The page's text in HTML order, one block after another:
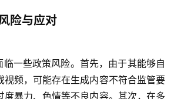
险与应对
一些政策风险。首先，由于其能够自
视频，可能存在生成内容不符合监管要
度暴力、色情等不良内容。其次，在多